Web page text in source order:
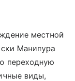
местной
Манипура
переходную
виды,